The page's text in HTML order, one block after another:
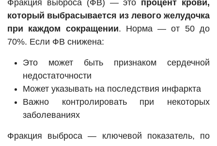
Фракция выброса (ФВ) — это процент крови,
который выбрасывается из левого желудочка
при каждом сокращении. Норма — от 50 до
70%. Если ФВ снижена:
Это может быть признаком сердечной
недостаточности
Может указывать на последствия инфаркта
Важно контролировать при некоторых
заболеваниях
Фракция выброса — ключевой показатель, по